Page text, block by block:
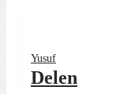
Yusuf
Delen